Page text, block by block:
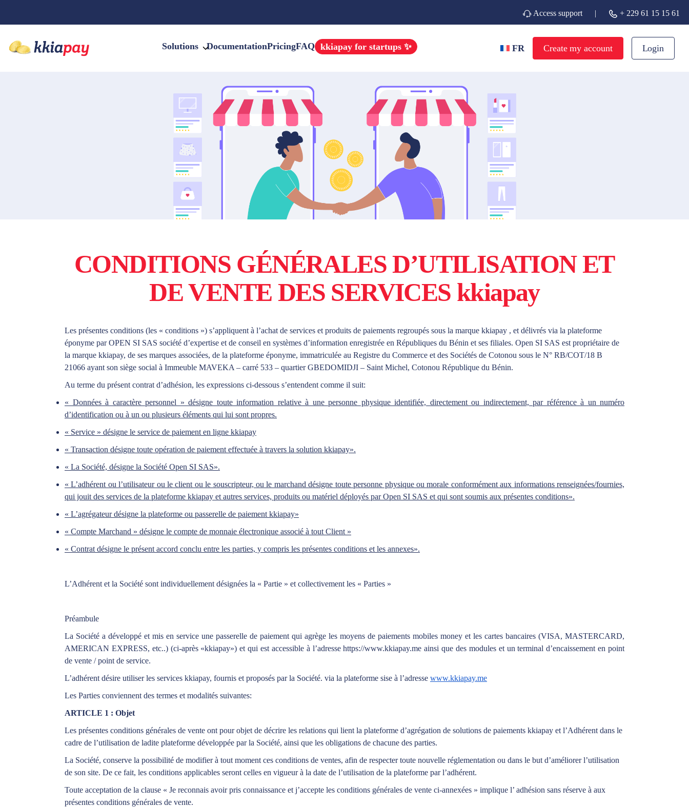
Access support | + 229 61 15 15 61
Solutions DocumentationPricingFAQ kkiapay for startups ✨ FR Create my account Login
CONDITIONS GÉNÉRALES D’UTILISATION ET
DE VENTE DES SERVICES kkiapay
Les présentes conditions (les « conditions ») s’appliquent à l’achat de services et produits de paiements regroupés sous la marque kkiapay , et délivrés via la plateforme
éponyme par OPEN SI SAS société d’expertise et de conseil en systèmes d’information enregistrée en Républiques du Bénin et ses filiales. Open SI SAS est propriétaire de
la marque kkiapay, de ses marques associées, de la plateforme éponyme, immatriculée au Registre du Commerce et des Sociétés de Cotonou sous le N° RB/COT/18 B
21066 ayant son siège social à Immeuble MAVEKA – carré 533 – quartier GBEDOMIDJI – Saint Michel, Cotonou République du Bénin.
Au terme du présent contrat d’adhésion, les expressions ci-dessous s’entendent comme il suit:
« Données à caractère personnel » désigne toute information relative à une personne physique identifiée, directement ou indirectement, par référence à un numéro
d’identification ou à un ou plusieurs éléments qui lui sont propres.
« Service » désigne le service de paiement en ligne kkiapay
« Transaction désigne toute opération de paiement effectuée à travers la solution kkiapay».
« La Société, désigne la Société Open SI SAS».
« L’adhérent ou l’utilisateur ou le client ou le souscripteur, ou le marchand désigne toute personne physique ou morale conformément aux informations renseignées/fournies,
qui jouit des services de la plateforme kkiapay et autres services, produits ou matériel déployés par Open SI SAS et qui sont soumis aux présentes conditions».
« L’agrégateur désigne la plateforme ou passerelle de paiement kkiapay»
« Compte Marchand » désigne le compte de monnaie électronique associé à tout Client »
« Contrat désigne le présent accord conclu entre les parties, y compris les présentes conditions et les annexes».
L’Adhérent et la Société sont individuellement désignées la « Partie » et collectivement les « Parties »
Préambule
La Société a développé et mis en service une passerelle de paiement qui agrège les moyens de paiements mobiles money et les cartes bancaires (VISA, MASTERCARD,
AMERICAN EXPRESS, etc..) (ci-après «kkiapay») et qui est accessible à l’adresse https://www.kkiapay.me ainsi que des modules et un terminal d’encaissement en point
de vente / point de service.
L’adhérent désire utiliser les services kkiapay, fournis et proposés par la Société. via la plateforme sise à l’adresse www.kkiapay.me
Les Parties conviennent des termes et modalités suivantes:
ARTICLE 1 : Objet
Les présentes conditions générales de vente ont pour objet de décrire les relations qui lient la plateforme d’agrégation de solutions de paiements kkiapay et l’Adhérent dans le
cadre de l’utilisation de ladite plateforme développée par la Société, ainsi que les obligations de chacune des parties.
La Société, conserve la possibilité de modifier à tout moment ces conditions de ventes, afin de respecter toute nouvelle réglementation ou dans le but d’améliorer l’utilisation
de son site. De ce fait, les conditions applicables seront celles en vigueur à la date de l’utilisation de la plateforme par l’adhérent.
Toute acceptation de la clause « Je reconnais avoir pris connaissance et j’accepte les conditions générales de vente ci-annexées » implique l’ adhésion sans réserve à aux
présentes conditions générales de vente.